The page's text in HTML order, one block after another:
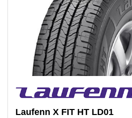
Laufenn X FIT HT LD01